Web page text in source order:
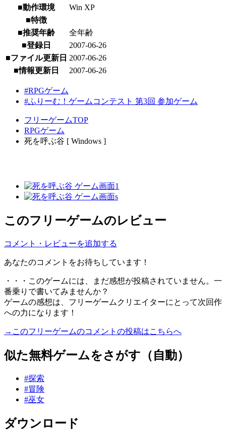
■動作環境
Win XP
■特徴
■推奨年齢
全年齢
■登録日
2007-06-26
■ファイル更新日 2007-06-26
■情報更新日
2007-06-26
#RPGゲーム
#ふりーむ！ゲームコンテスト 第3回 参加ゲーム
フリーゲームTOP
RPGゲーム
死を呼ぶ谷 [ Windows ]
このフリーゲームのレビュー
コメント・レビューを追加する
あなたのコメントをお待ちしています！
・・・このゲームには、まだ感想が投稿されていません。一
番乗りで書いてみませんか？
ゲームの感想は、フリーゲームクリエイターにとって次回作
への力になります！
→このフリーゲームのコメントの投稿はこちらへ
似た無料ゲームをさがす（自動）
#探索
#冒険
#巫女
ダウンロード